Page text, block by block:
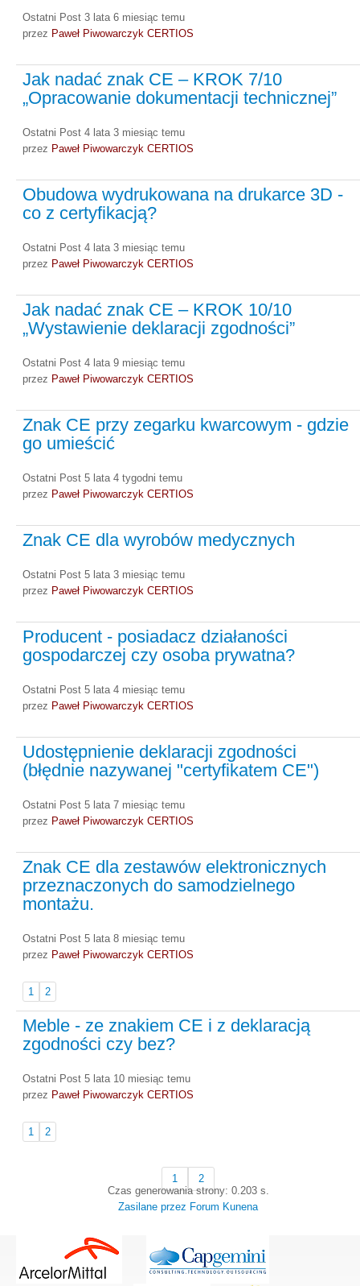
Ostatni Post 3 lata 6 miesiąc temu
przez Paweł Piwowarczyk CERTIOS
Jak nadać znak CE – KROK 7/10
„Opracowanie dokumentacji technicznej”
Ostatni Post 4 lata 3 miesiąc temu
przez Paweł Piwowarczyk CERTIOS
Obudowa wydrukowana na drukarce 3D -
co z certyfikacją?
Ostatni Post 4 lata 3 miesiąc temu
przez Paweł Piwowarczyk CERTIOS
Jak nadać znak CE – KROK 10/10
„Wystawienie deklaracji zgodności”
Ostatni Post 4 lata 9 miesiąc temu
przez Paweł Piwowarczyk CERTIOS
Znak CE przy zegarku kwarcowym - gdzie
go umieścić
Ostatni Post 5 lata 4 tygodni temu
przez Paweł Piwowarczyk CERTIOS
Znak CE dla wyrobów medycznych
Ostatni Post 5 lata 3 miesiąc temu
przez Paweł Piwowarczyk CERTIOS
Producent - posiadacz działaności
gospodarczej czy osoba prywatna?
Ostatni Post 5 lata 4 miesiąc temu
przez Paweł Piwowarczyk CERTIOS
Udostępnienie deklaracji zgodności
(błędnie nazywanej "certyfikatem CE")
Ostatni Post 5 lata 7 miesiąc temu
przez Paweł Piwowarczyk CERTIOS
Znak CE dla zestawów elektronicznych
przeznaczonych do samodzielnego
montażu.
Ostatni Post 5 lata 8 miesiąc temu
przez Paweł Piwowarczyk CERTIOS
1 2
Meble - ze znakiem CE i z deklaracją
zgodności czy bez?
Ostatni Post 5 lata 10 miesiąc temu
przez Paweł Piwowarczyk CERTIOS
1 2
1
2
Czas generowania strony: 0.203 s.
Zasilane przez Forum Kunena